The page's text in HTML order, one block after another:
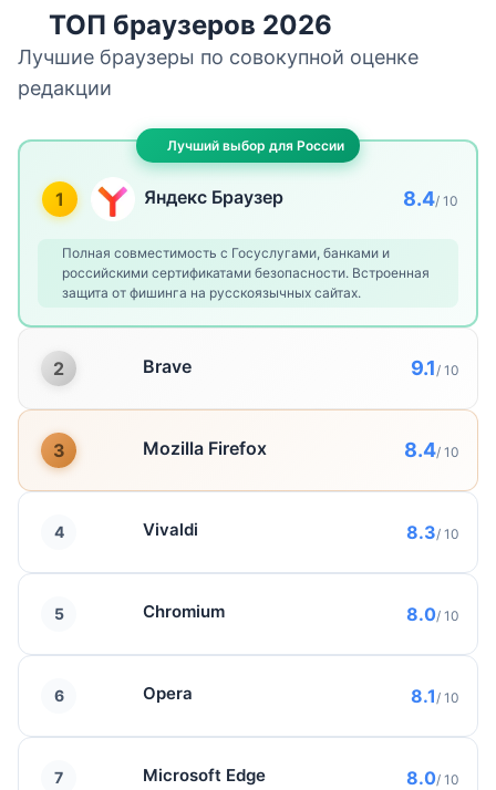
ТОП браузеров 2026
Лучшие браузеры по совокупной оценке
редакции
Лучший выбор для России
1 Яндекс Браузер 8.4/ 10
Полная совместимость с Госуслугами, банками и
российскими сертификатами безопасности. Встроенная
защита от фишинга на русскоязычных сайтах.
2 Brave 9.1/ 10
3 Mozilla Firefox 8.4/ 10
4 Vivaldi 8.3/ 10
5 Chromium 8.0/ 10
6 Opera 8.1 / 10
7 Microsoft Edge 8.0/ 10